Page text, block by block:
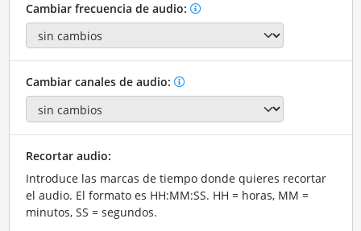
Cambiar frecuencia de audio:
Cambiar canales de audio:
Recortar audio:
Introduce las marcas de tiempo donde quieres recortar
el audio. El formato es HH:MM:SS. HH = horas, MM =
minutos, SS = segundos.